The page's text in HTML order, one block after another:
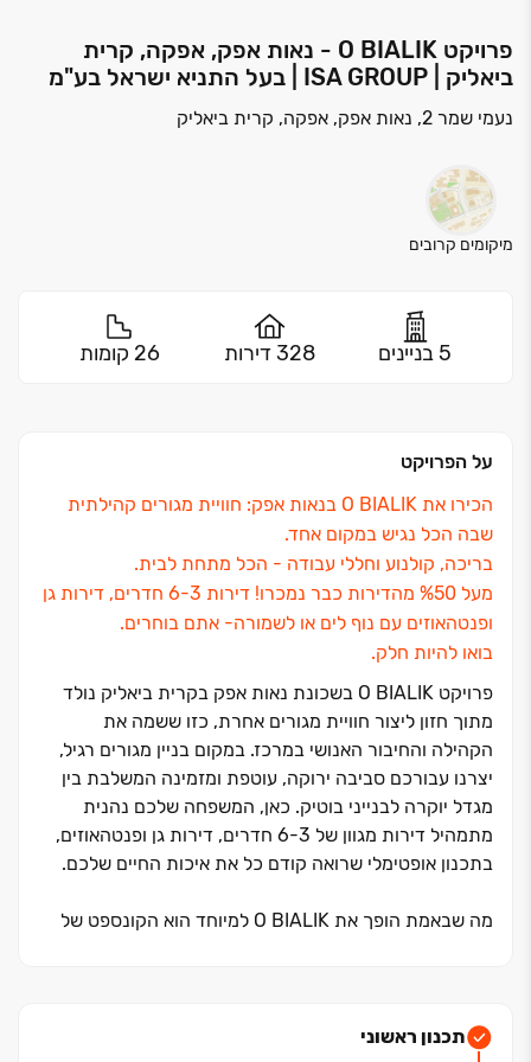
פרויקט O BIALIK - נאות אפק, אפקה, קרית
ביאליק | ISA GROUP | בעל התניא ישראל בע"מ
נעמי שמר 2, נאות אפק, אפקה, קרית ביאליק
מיקומים קרובים
5 בניינים 328 דירות 26 קומות
על הפרויקט
הכירו את O BIALIK בנאות אפק: חוויית מגורים קהילתית
שבה הכל נגיש במקום אחד.
בריכה, קולנוע וחללי עבודה ‏- הכל מתחת לבית.
מעל ‏50‏% מהדירות כבר נמכרו! דירות ‏3‏-‏6 חדרים, דירות גן
ופנטהאוזים עם נוף לים או לשמורה‏- אתם בוחרים.
בואו להיות חלק.
פרויקט O BIALIK בשכונת נאות אפק בקרית ביאליק נולד
מתוך חזון ליצור חוויית מגורים אחרת, כזו ששמה את
הקהילה והחיבור האנושי במרכז. במקום בניין מגורים רגיל,
יצרנו עבורכם סביבה ירוקה, עוטפת ומזמינה המשלבת בין
מגדל יוקרה לבנייני בוטיק. כאן, המשפחה שלכם נהנית
מתמהיל דירות מגוון של ‏3‏-‏6 חדרים, דירות גן ופנטהאוזים,
בתכנון אופטימלי שרואה קודם כל את איכות החיים שלכם.
מה שבאמת הופך את O BIALIK למיוחד הוא הקונספט של
מפגשים טבעיים בין שכנים ויוצר סגנון חיים שבו הכל נגיש
תכנון ראשוני